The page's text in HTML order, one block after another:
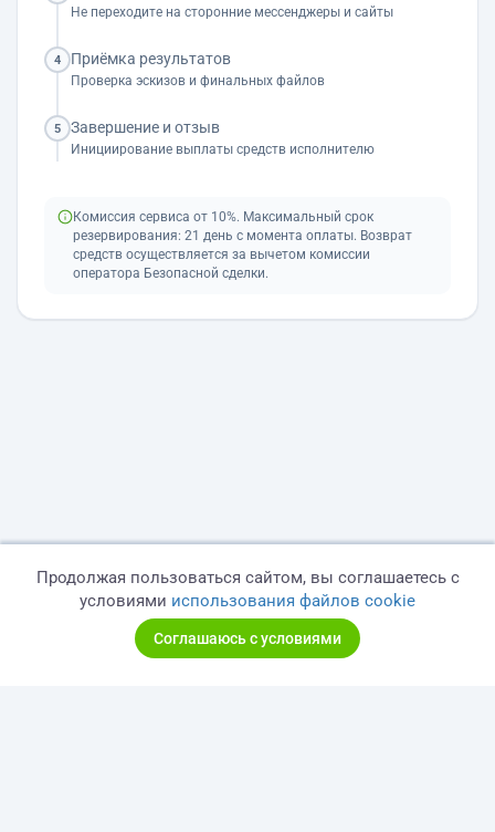
Не переходите на сторонние мессенджеры и сайты
4 Приёмка результатов
Проверка эскизов и финальных файлов
5 Завершение и отзыв
Инициирование выплаты средств исполнителю
Комиссия сервиса от 10%. Максимальный срок
резервирования: 21 день с момента оплаты. Возврат
средств осуществляется за вычетом комиссии
оператора Безопасной сделки.
Продолжая пользоваться сайтом, вы соглашаетесь с
условиями использования файлов cookie
Соглашаюсь с условиями